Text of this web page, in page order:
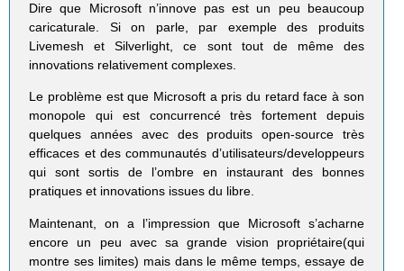
Dire que Microsoft n’innove pas est un peu beaucoup
caricaturale. Si on parle, par exemple des produits
Livemesh et Silverlight, ce sont tout de même des
innovations relativement complexes.
Le problème est que Microsoft a pris du retard face à son
monopole qui est concurrencé très fortement depuis
quelques années avec des produits open-source très
efficaces et des communautés d’utilisateurs/developpeurs
qui sont sortis de l’ombre en instaurant des bonnes
pratiques et innovations issues du libre.
Maintenant, on a l’impression que Microsoft s’acharne
encore un peu avec sa grande vision propriétaire(qui
montre ses limites) mais dans le même temps, essaye de